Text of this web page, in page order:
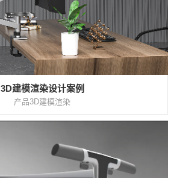
3D建模渲染设计案例
产品3D建模渲染